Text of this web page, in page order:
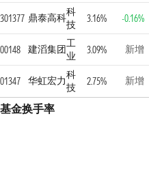
301377 鼎泰高科科
技
3.16% -0.16%
00148 建滔集团工
业
3.09% 新增
01347 华虹宏力科
技
2.75% 新增
基金换手率